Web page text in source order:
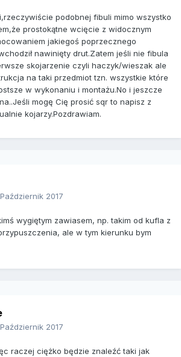
podobnej fibuli mimo wszystko
prostokątne wcięcie z widocznym
jakiegoś poprzecznego
nawinięty drut.Zatem jeśli nie fibula
skojarzenie czyli haczyk/wieszak ale
na taki przedmiot tzn. wszystkie które
w wykonaniu i montażu.No i jeszcze
mogę Cię prosić sqr to napisz z
kojarzy.Pozdrawiam.
2017
wygiętym zawiasem, np. takim od kufla z
ale w tym kierunku bym
2017
raczej ciężko będzie znaleźć taki jak